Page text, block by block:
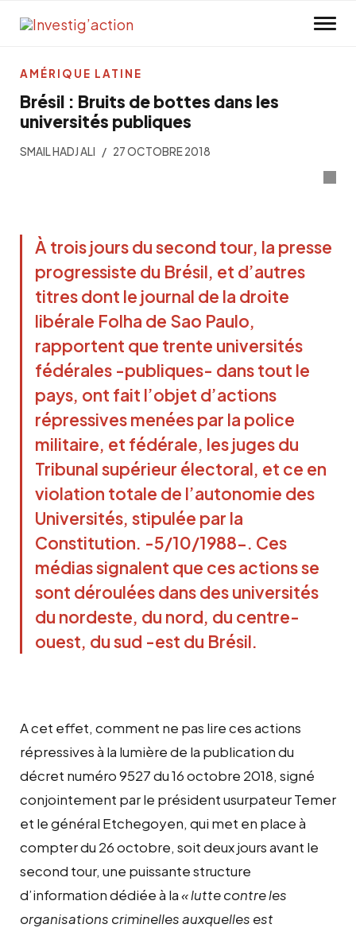
Brésil : Bruits de bottes dans les
universités publiques
SMAIL HADJ ALI 27 OCTOBRE 2018
À trois jours du second tour, la presse
progressiste du Brésil, et d’autres
titres dont le journal de la droite
libérale Folha de Sao Paulo,
rapportent que trente universités
fédérales -publiques- dans tout le
pays, ont fait l’objet d’actions
répressives menées par la police
militaire, et fédérale, les juges du
Tribunal supérieur électoral, et ce en
violation totale de l’autonomie des
Universités, stipulée par la
Constitution. -5/10/1988-. Ces
médias signalent que ces actions se
sont déroulées dans des universités
du nordeste, du nord, du centre-
ouest, du sud -est du Brésil.
A cet effet, comment ne pas lire ces actions
répressives à la lumière de la publication du
décret numéro 9527 du 16 octobre 2018, signé
conjointement par le président usurpateur Temer
et le général Etchegoyen, qui met en place à
compter du 26 octobre, soit deux jours avant le
second tour, une puissante structure
d’information dédiée à la« lutte contre les
organisations criminelles auxquelles est
AMÉRIQUE LATINE